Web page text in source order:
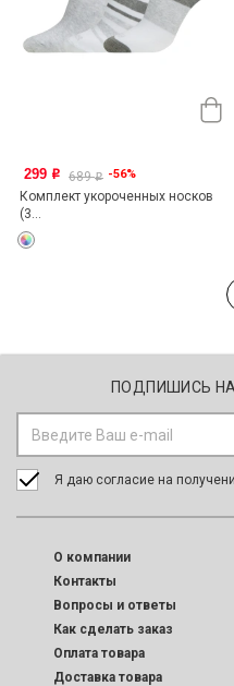
299 o 689o -56%
Комплект укороченных носков
(3...
ПОДПИШИСЬ
Я даю согласие на
O компании
Контакты
Вопросы и ответы
Как сделать заказ
Оплата товара
Доставка товара